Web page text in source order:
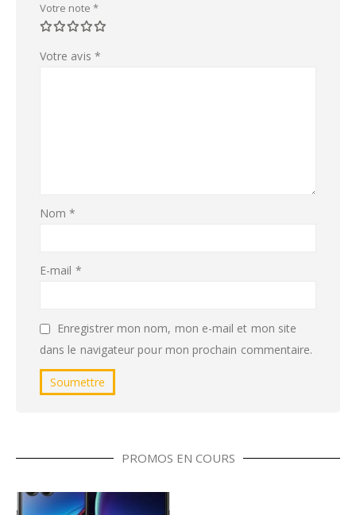
Votre note *
Votre avis *
Nom*
E-mail *
Enregistrer mon nom, mon e-mail et mon site
dans le navigateur pour mon prochain commentaire.
PROMOS EN COURS